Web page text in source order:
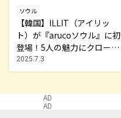
ソウル
【韓国】ILLIT（アイリッ
ト）が『arucoソウル』に初
登場！5人の魅力にクローズ
アップ
2025.7.3
AD
AD